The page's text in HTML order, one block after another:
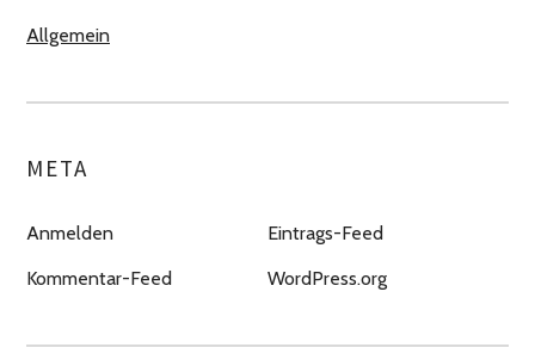
Allgemein
META
Anmelden
Eintrags-Feed
Kommentar-Feed
WordPress.org